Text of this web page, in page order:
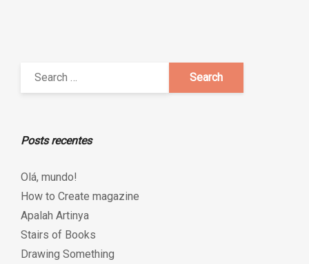
Posts recentes
Olá, mundo!
How to Create magazine
Apalah Artinya
Stairs of Books
Drawing Something